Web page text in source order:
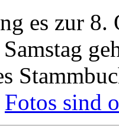
es zur 8.
Fotos sind